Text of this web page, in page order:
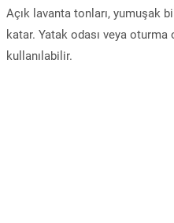
Açık lavanta tonları, yumuşak
katar. Yatak odası veya oturma
kullanılabilir.